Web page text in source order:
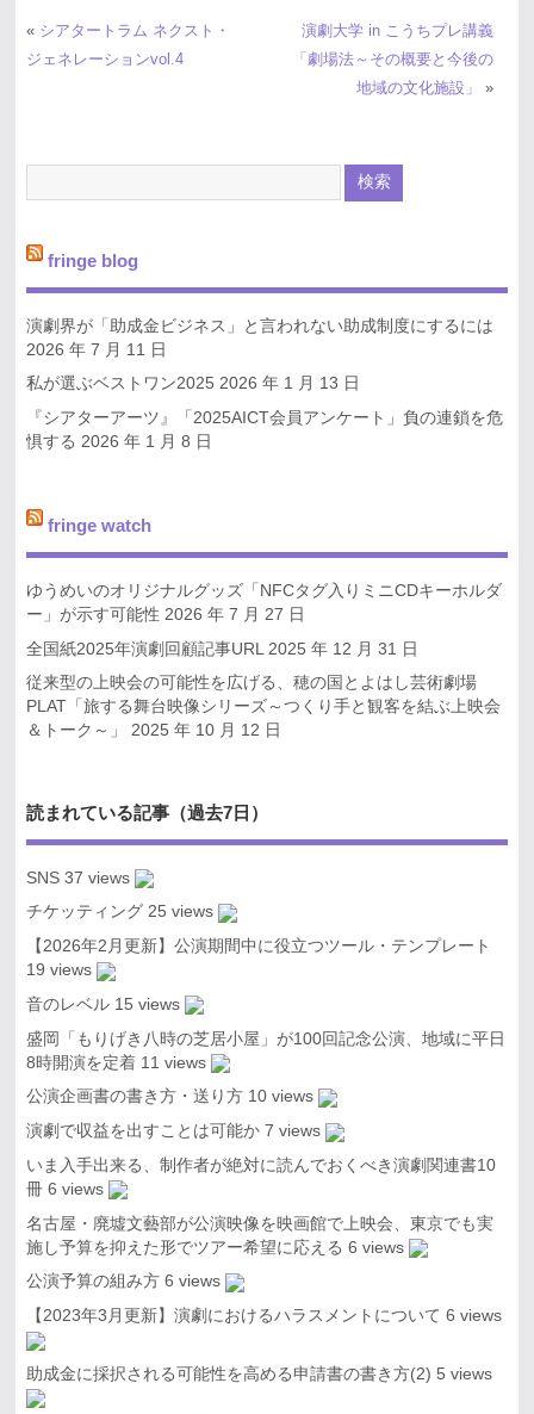
« シアタートラム ネクスト・
ジェネレーションvol.4
演劇大学 in こうちプレ講義
「劇場法～その概要と今後の
地域の文化施設」
»
fringe blog
演劇界が「助成金ビジネス」と言われない助成制度にするには
2026 年 7 月 11 日
私が選ぶベストワン2025 2026 年 1 月 13 日
『シアターアーツ』「2025AICT会員アンケート」負の連鎖を危
惧する 2026 年 1 月 8 日
fringe watch
ゆうめいのオリジナルグッズ「NFCタグ入りミニCDキーホルダ
ー」が示す可能性 2026 年 7 月 27 日
全国紙2025年演劇回顧記事URL 2025 年 12 月 31 日
従来型の上映会の可能性を広げる、穂の国とよはし芸術劇場
PLAT「旅する舞台映像シリーズ～つくり手と観客を結ぶ上映会
＆トーク～」
2025 年 10 月 12 日
読まれている記事（過去7日）
SNS 37 views
チケッティング 25 views
【2026年2月更新】公演期間中に役立つツール・テンプレート
19 views
音のレベル 15 views
盛岡「もりげき八時の芝居小屋」が100回記念公演、地域に平日
8時開演を定着 11 views
公演企画書の書き方・送り方 10 views
演劇で収益を出すことは可能か 7 views
いま入手出来る、制作者が絶対に読んでおくべき演劇関連書10
冊 6 views
名古屋・廃墟文藝部が公演映像を映画館で上映会、東京でも実
施し予算を抑えた形でツアー希望に応える 6 views
公演予算の組み方 6 views
【2023年3月更新】演劇におけるハラスメントについて 6 views
助成金に採択される可能性を高める申請書の書き方(2) 5 views